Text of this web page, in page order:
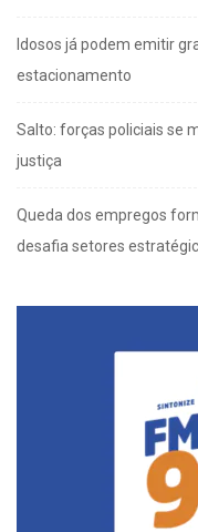
Idosos já podem emitir
estacionamento
Salto: forças policiais se
justiça
Queda dos empregos
desafia setores